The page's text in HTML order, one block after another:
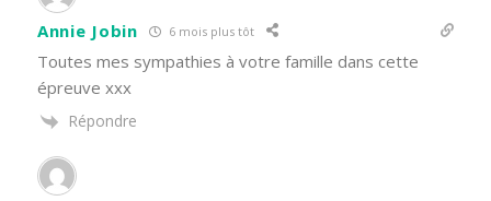
Annie Jobin 6 mois plus tôt
Toutes mes sympathies à votre famille dans cette
épreuve xxx
Répondre